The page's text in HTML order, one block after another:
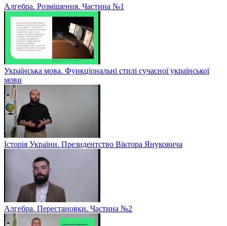
Алгебра. Розміщення. Частина №1
Українська мова. Функціональні стилі сучасної української
мови
Історія України. Президентство Віктора Януковича
Алгебра. Перестановки. Частина №2